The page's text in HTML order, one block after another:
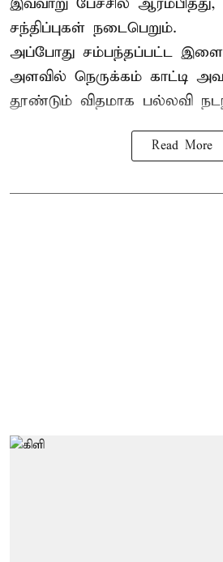
இவ்வாறு பேச்சில் ஆரம்பித்து,
சந்திப்புகள் நடைபெறும்.
அப்போது சம்பந்தப்பட்ட
அளவில் நெருக்கம் காட்டி
தூண்டும் விதமாக பல்லவி
Read More